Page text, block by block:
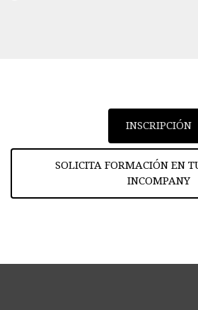
INSCRIPCIÓN
SOLICITA FORMACIÓN EN
INCOMPANY